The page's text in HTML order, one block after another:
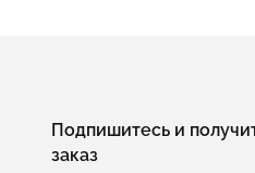
Подпишитесь и
заказ